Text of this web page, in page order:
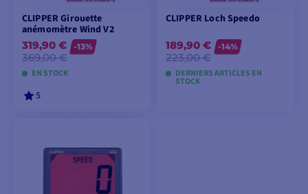
CLIPPER Girouette
anémomètre Wind V2
319,90 €
369,00 €
-13%
EN STOCK
5
PANIER
CLIPPER Loch Speedo
189,90 €
223,00 €
-14%
DERNIERS ARTICLES EN
STOCK